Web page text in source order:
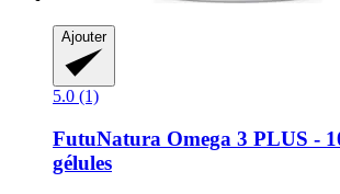
Ajouter
5.0 (1)
FutuNatura Omega 3 PLUS -​
gélules